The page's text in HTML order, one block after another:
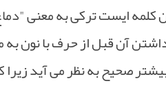
کلمه ایست ترکی به معنی
آن قبل از حرف با نون
صحیح به نظر می آید